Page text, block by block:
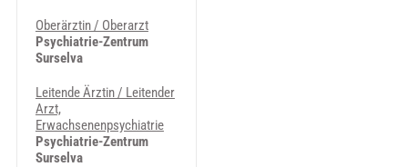
Oberärztin / Oberarzt
Psychiatrie-Zentrum
Surselva
Leitende Ärztin / Leitender
Arzt,
Erwachsenenpsychiatrie
Psychiatrie-Zentrum
Surselva